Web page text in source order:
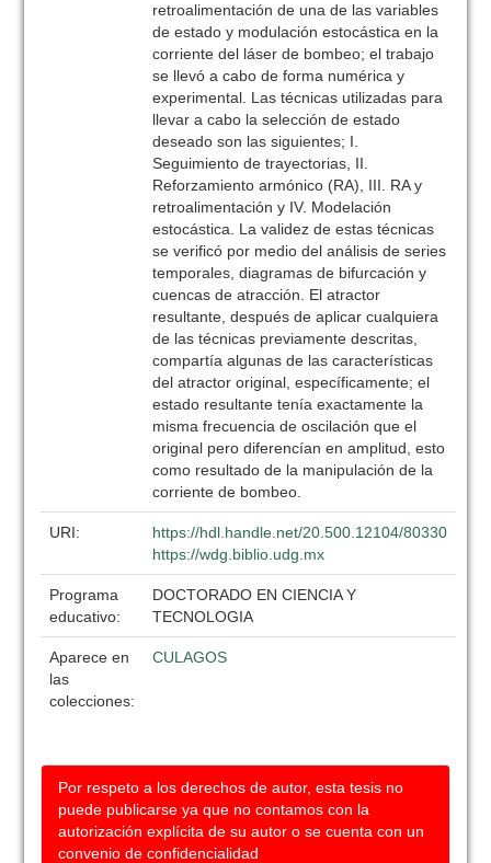
retroalimentación de una de las variables
de estado y modulación estocástica en la
corriente del láser de bombeo; el trabajo
se llevó a cabo de forma numérica y
experimental. Las técnicas utilizadas para
llevar a cabo la selección de estado
deseado son las siguientes; I.
Seguimiento de trayectorias, II.
Reforzamiento armónico (RA), III. RA y
retroalimentación y IV. Modelación
estocástica. La validez de estas técnicas
se verificó por medio del análisis de series
temporales, diagramas de bifurcación y
cuencas de atracción. El atractor
resultante, después de aplicar cualquiera
de las técnicas previamente descritas,
compartía algunas de las características
del atractor original, específicamente; el
estado resultante tenía exactamente la
misma frecuencia de oscilación que el
original pero diferencían en amplitud, esto
como resultado de la manipulación de la
corriente de bombeo.
URI:
https://hdl.handle.net/20.500.12104/80330
https://wdg.biblio.udg.mx
Programa
educativo:
DOCTORADO EN CIENCIA Y
TECNOLOGIA
Aparece en
las
colecciones:
CULAGOS
Por respeto a los derechos de autor, esta tesis no
puede publicarse ya que no contamos con la
autorización explícita de su autor o se cuenta con un
convenio de confidencialidad